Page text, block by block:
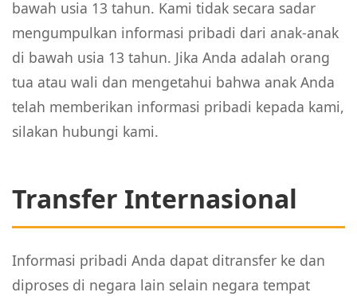
bawah usia 13 tahun. Kami tidak secara sadar
mengumpulkan informasi pribadi dari anak-anak
di bawah usia 13 tahun. Jika Anda adalah orang
tua atau wali dan mengetahui bahwa anak Anda
telah memberikan informasi pribadi kepada kami,
silakan hubungi kami.
Transfer Internasional
Informasi pribadi Anda dapat ditransfer ke dan
diproses di negara lain selain negara tempat